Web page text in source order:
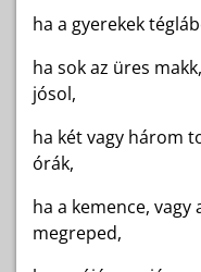
ha a gyerekek
ha sok az üres
jósol,
ha két vagy három
órák,
ha a kemence, vagy
megreped,